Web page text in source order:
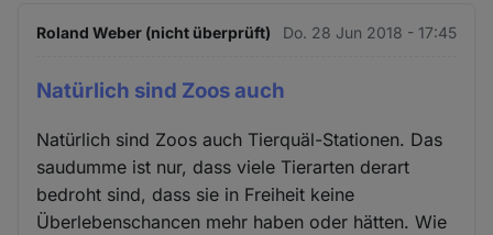
Roland Weber (nicht überprüft) Do. 28 Jun 2018 - 17:45
Natürlich sind Zoos auch
Natürlich sind Zoos auch Tierquäl-Stationen. Das
saudumme ist nur, dass viele Tierarten derart
bedroht sind, dass sie in Freiheit keine
Überlebenschancen mehr haben oder hätten. Wie